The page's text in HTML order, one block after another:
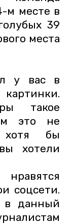
м месте в
39
места
у вас в
такое
это не
хотя бы
хотели
соцсети.
данный